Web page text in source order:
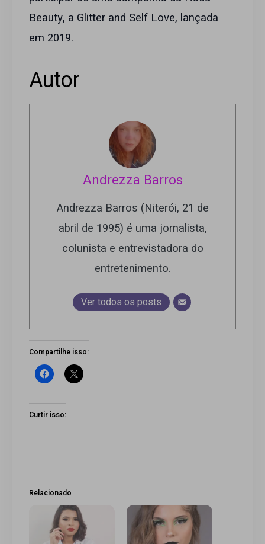
Beauty, a Glitter and Self Love, lançada
em 2019.
Autor
Andrezza Barros
Andrezza Barros (Niterói, 21 de
abril de 1995) é uma jornalista,
colunista e entrevistadora do
entretenimento.
Ver todos os posts
Compartilhe isso:
Curtir isso:
Relacionado